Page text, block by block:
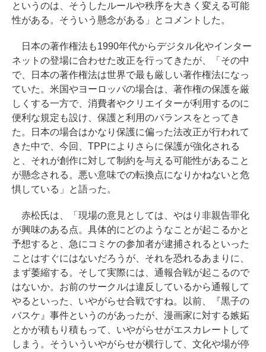
というのは、そうしたルールや秩序を大きく変える可能
性がある。そういう懸念がある」とコメントした。
日本の著作権法も1990年代からデジタル化やインター
ネットの登場に合わせた改正を行ってきたが、「その中
で、日本の著作権法は世界で最も厳しい著作権法になっ
ていた。米国やヨーロッパの場合は、著作権の保護を厳
しくする一方で、消費者やクリエイターが利用するのに
便利な規定も設け、保護と利用のバランスをとってき
た。日本の場合はかなり保護に偏った法改正が行われて
きた中で、今回、TPPによりさらに保護が強化される
と、それが創作に対して制約を与える可能性があること
が懸念される。悪い意味での転換点になりかねないと危
惧している」と語った。
赤松氏は、「現場の意見としては、やはり非親告罪化
が興味のある点。具体的にどのようなことが起こるかと
予想すると、急にコミケの参加者が逮捕されるといった
ことはすぐにはないだろうが、それを恐れるあまりに、
まず萎縮する。そして実際には、通報合戦が起こるので
はないか。お前のサークルは違反しているから通報して
やるといった、いやがらせ合戦ですね。以前、『黒子の
バスケ』事件というのがあったが、漫画家に対する嫉妬
とかが積もり積もって、いやがらせがエスカレートして
しまう。そういういやがらせが横行して、文化や場が停